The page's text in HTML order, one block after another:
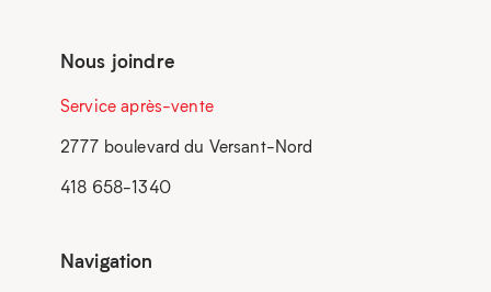
Nous joindre
Service après-vente
2777 boulevard du Versant-Nord
418 658-1340
Navigation